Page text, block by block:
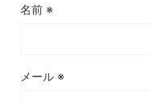
名前 ※
メール ※